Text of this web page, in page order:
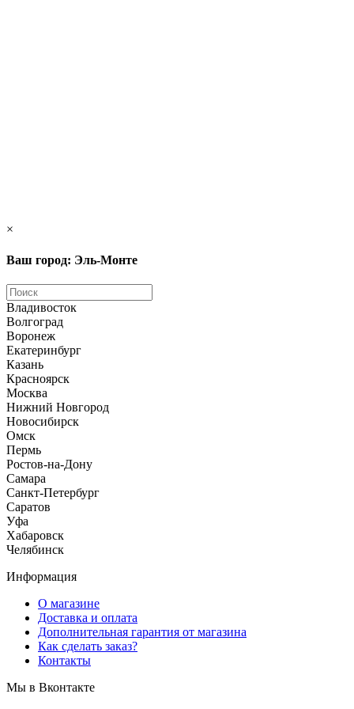
×
Ваш город: Эль-Монте
Владивосток
Волгоград
Воронеж
Екатеринбург
Казань
Красноярск
Москва
Нижний Новгород
Новосибирск
Омск
Пермь
Ростов-на-Дону
Самара
Санкт-Петербург
Саратов
Уфа
Хабаровск
Челябинск
Информация
О магазине
Доставка и оплата
Дополнительная гарантия от магазина
Как сделать заказ?
Контакты
Мы в Вконтакте